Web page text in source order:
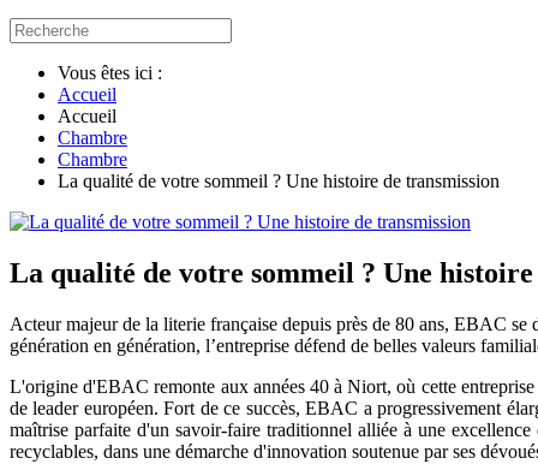
Vous êtes ici :
Accueil
Accueil
Chambre
Chambre
La qualité de votre sommeil ? Une histoire de transmission
La qualité de votre sommeil ? Une
Acteur majeur de la literie française depuis près de 80 ans, EBAC
génération en génération, l’entreprise défend de belles valeurs
L'origine d'EBAC remonte aux années 40 à Niort, où cette
de leader européen. Fort de ce succès, EBAC a progressivement
maîtrise parfaite d'un savoir-faire traditionnel alliée à une
recyclables, dans une démarche d'innovation soutenue par ses